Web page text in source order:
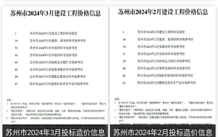
苏州市2024年3月投标造价信息
苏州市2024年2月投标造价信息